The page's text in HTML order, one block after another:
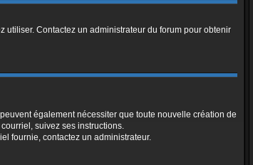
utiliser. Contactez un administrateur du forum pour obtenir
également nécessiter que toute nouvelle création de
suivez ses instructions.
fournie, contactez un administrateur.